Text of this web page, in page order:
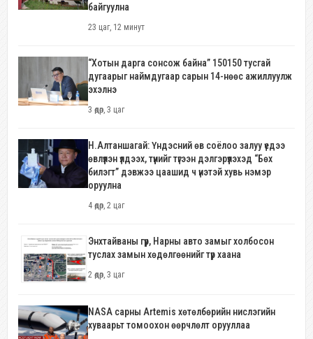
байгуулна
23 цаг, 12 минут
“Хотын дарга сонсож байна” 150150 тусгай
дугаарыг наймдугаар сарын 14-нөөс ажиллуулж
эхэлнэ
3 өдөр, 3 цаг
Н.Алтаншагай: Үндэсний өв соёлоо залуу үедээ
өвлүүлэн үлдээх, түүнийг түгээн дэлгэрүүлэхэд “Бөх
билэгт” дэвжээ цаашид ч үнэтэй хувь нэмэр
оруулна
4 өдөр, 2 цаг
Энхтайваны гүүр, Нарны авто замыг холбосон
туслах замын хөдөлгөөнийг түр хаана
2 өдөр, 3 цаг
NASA сарны Artemis хөтөлбөрийн нислэгийн
хуваарьт томоохон өөрчлөлт орууллаа